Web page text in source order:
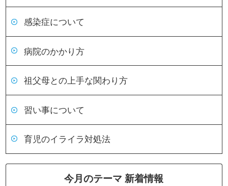
感染症について
病院のかかり方
祖父母との上手な関わり方
習い事について
育児のイライラ対処法
今月のテーマ 新着情報